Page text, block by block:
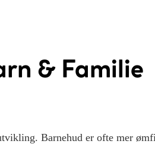
& Familie
Barnehud er ofte mer